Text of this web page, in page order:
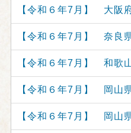
【令和６年7月】 大阪
【令和６年7月】 奈良
【令和６年7月】 和歌
【令和６年7月】 岡山
【令和６年7月】 岡山